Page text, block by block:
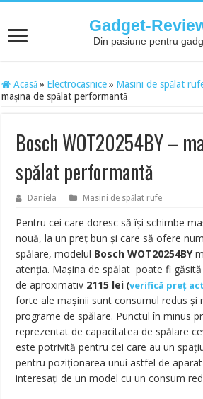
Gadget-
Din pasiune pentru
Acasă » Electrocasnice » Masini de spălat
mașina de spălat performantă
Bosch WOT20254BY –
spălat performantă
Daniela Masini de spălat rufe
Pentru cei care doresc să își schimbe
nouă, la un preț bun și care să ofere
spălare, modelul Bosch WOT20254BY
atenția. Mașina de spălat poate fi
de aproximativ 2115 lei (verifică preț
forte ale mașinii sunt consumul redus și
programe de spălare. Punctul în minus
reprezentat de capacitatea de spălare
este potrivită pentru cei care au un
pentru poziționarea unui astfel de
interesați de un model cu un consum